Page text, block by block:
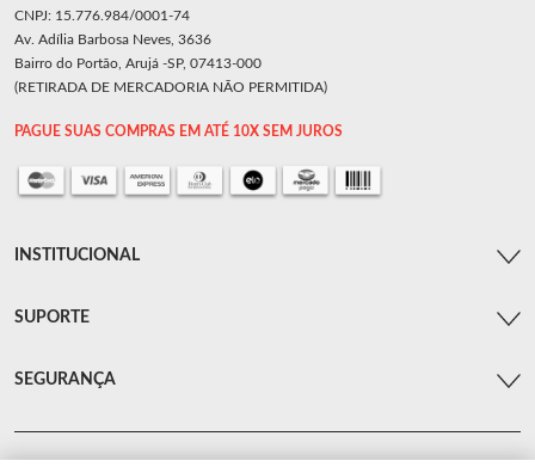
CNPJ: 15.776.984/0001-74
Av. Adília Barbosa Neves, 3636
Bairro do Portão, Arujá -SP, 07413-000
(RETIRADA DE MERCADORIA NÃO PERMITIDA)
PAGUE SUAS COMPRAS EM ATÉ 10X SEM JUROS
INSTITUCIONAL
SUPORTE
SEGURANÇA